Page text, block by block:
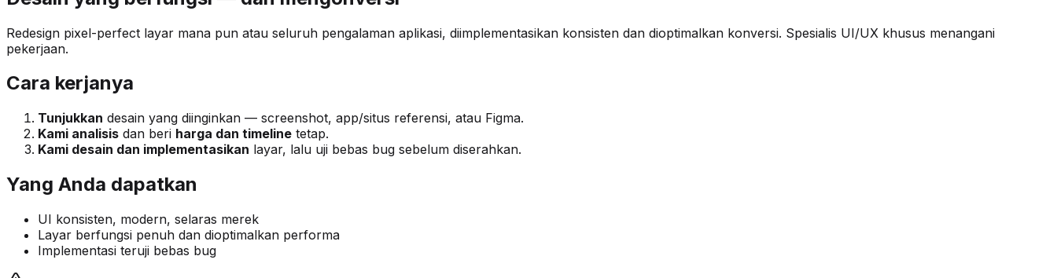
Redesign pixel-perfect layar mana pun atau seluruh pengalaman aplikasi, diimplementasikan konsisten dan dioptimalkan konversi. Spesialis UI/UX khusus menangani
pekerjaan.
Cara kerjanya
Tunjukkan desain yang diinginkan — screenshot, app/situs referensi, atau Figma.
Kami analisis dan beri harga dan timeline tetap.
Kami desain dan implementasikan layar, lalu uji bebas bug sebelum diserahkan.
Yang Anda dapatkan
UI konsisten, modern, selaras merek
Layar berfungsi penuh dan dioptimalkan performa
Implementasi teruji bebas bug